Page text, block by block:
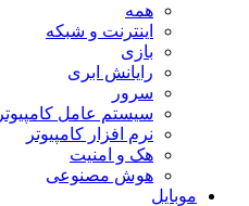
همه
اینترنت و شبکه
بازی
رایانش ابری
سرور
سیستم عامل کامپیوتر
نرم افزار کامپیوتر
هک و امنیت
هوش مصنوعی
موبایل